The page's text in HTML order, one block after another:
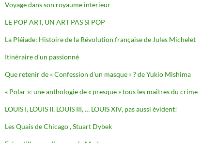
Voyage dans son royaume interieur
LE POP ART, UN ART PAS SI POP
La Pléiade: Histoire de la Révolution française de Jules Michelet
Itinéraire d’un passionné
Que retenir de « Confession d’un masque » ? de Yukio Mishima
« Polar »: une anthologie de « presque » tous les maîtres du crime
LOUIS I, LOUIS II, LOUIS III, … LOUIS XIV, pas aussi évident!
Les Quais de Chicago , Stuart Dybek